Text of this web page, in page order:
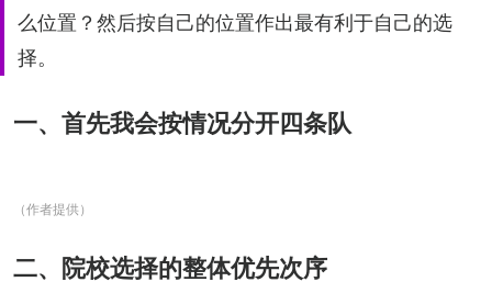
么位置？然后按自己的位置作出最有利于自己的选
择。
一、首先我会按情况分开四条队
（作者提供）
二、院校选择的整体优先次序